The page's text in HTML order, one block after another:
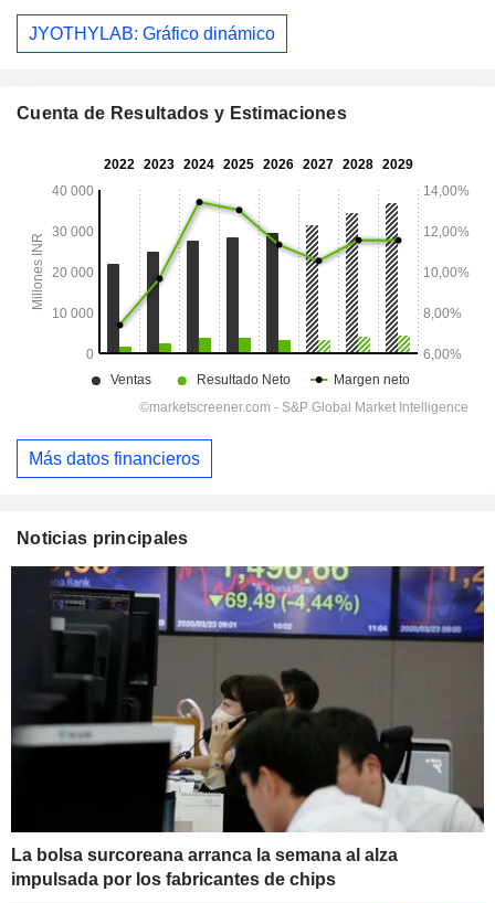
JYOTHYLAB: Gráfico dinámico
Cuenta de Resultados y Estimaciones
Más datos financieros
Noticias principales
La bolsa surcoreana arranca la semana al alza
impulsada por los fabricantes de chips